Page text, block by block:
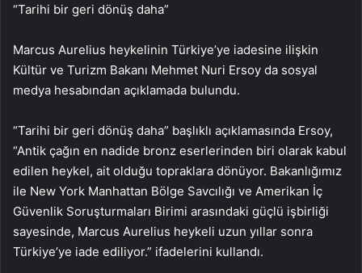
“Tarihi bir geri dönüş daha”
Marcus Aurelius heykelinin Türkiye’ye iadesine ilişkin
Kültür ve Turizm Bakanı Mehmet Nuri Ersoy da sosyal
medya hesabından açıklamada bulundu.
“Tarihi bir geri dönüş daha” başlıklı açıklamasında Ersoy,
“Antik çağın en nadide bronz eserlerinden biri olarak kabul
edilen heykel, ait olduğu topraklara dönüyor. Bakanlığımız
ile New York Manhattan Bölge Savcılığı ve Amerikan İç
Güvenlik Soruşturmaları Birimi arasındaki güçlü işbirliği
sayesinde, Marcus Aurelius heykeli uzun yıllar sonra
Türkiye’ye iade ediliyor.” ifadelerini kullandı.